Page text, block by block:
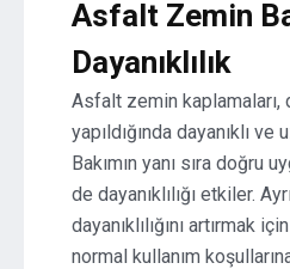
Asfalt Zemin
Dayanıklılık
Asfalt zemin kaplamaları,
yapıldığında dayanıklı
Bakımın yanı sıra doğru
de dayanıklılığı etkiler.
dayanıklılığını artırmak
normal kullanım